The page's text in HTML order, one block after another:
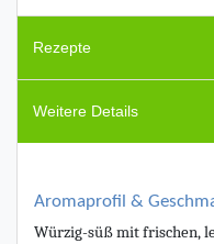
Rezepte
Weitere Details
Aromaprofil &
Würzig-süß mit frischen,